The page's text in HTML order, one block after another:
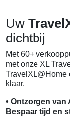
Uw
dichtbij
Met 60+
met onze XL
TravelXL@Home
klaar.
• Ontzorgen van
Bespaar tijd en